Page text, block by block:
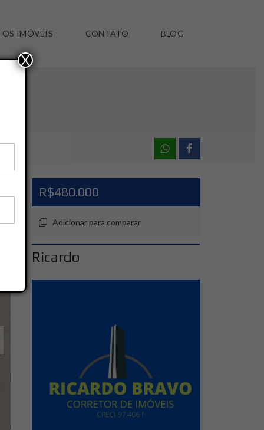
OS IMÓVEIS CONTATO BLOG
R$480.000
Adicionar para comparar
Ricardo
X